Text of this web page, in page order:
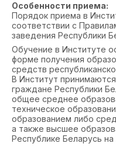
Особенности приема:
Порядок приема в
соответствии с
заведения Республики
Обучение в Институте
форме получения
средств
В Институт
граждане Республики
общее среднее
техническое
образованием либо
а также высшее
Республике Беларусь